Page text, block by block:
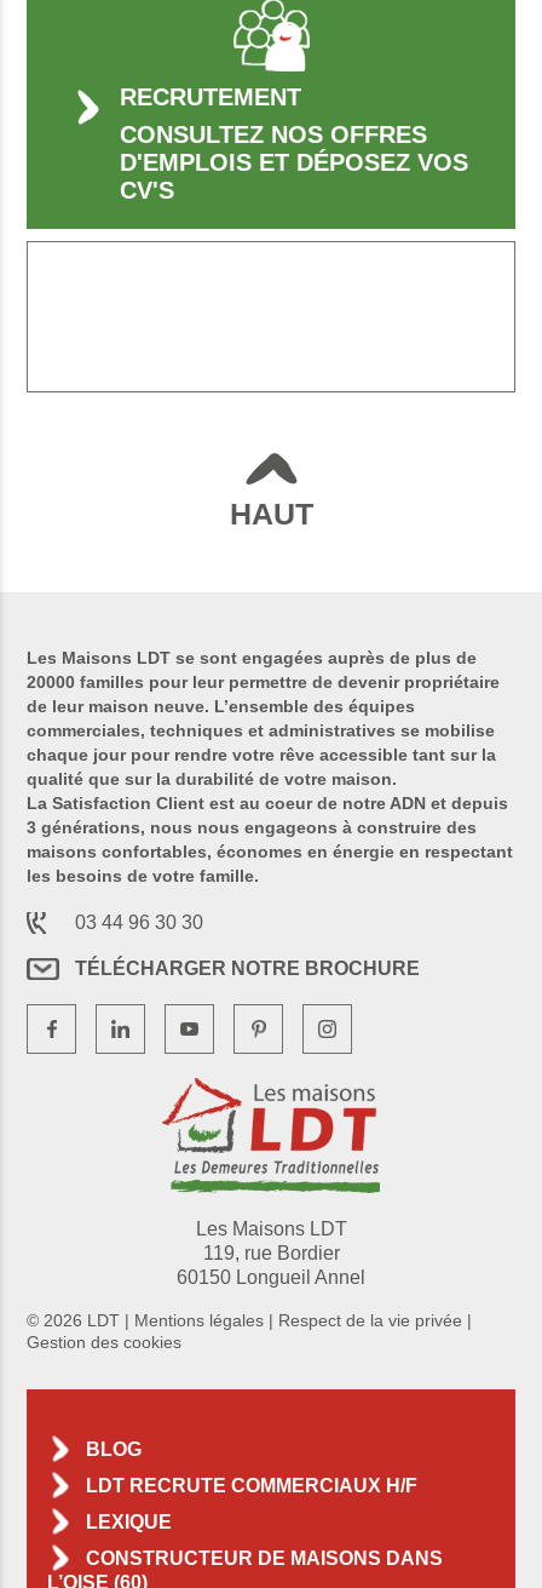
RECRUTEMENT
CONSULTEZ NOS OFFRES
D'EMPLOIS ET DÉPOSEZ VOS
CV'S
HAUT
Les Maisons LDT se sont engagées auprès de plus de
20000 familles pour leur permettre de devenir propriétaire
de leur maison neuve. L’ensemble des équipes
commerciales, techniques et administratives se mobilise
chaque jour pour rendre votre rêve accessible tant sur la
qualité que sur la durabilité de votre maison.
La Satisfaction Client est au coeur de notre ADN et depuis
3 générations, nous nous engageons à construire des
maisons confortables, économes en énergie en respectant
les besoins de votre famille.
03 44 96 30 30
TÉLÉCHARGER NOTRE BROCHURE
Les Maisons LDT
119, rue Bordier
60150 Longueil Annel
© 2026 LDT | Mentions légales | Respect de la vie privée |
Gestion des cookies
BLOG
LDT RECRUTE COMMERCIAUX H/F
LEXIQUE
CONSTRUCTEUR DE MAISONS DANS
L’OISE (60)